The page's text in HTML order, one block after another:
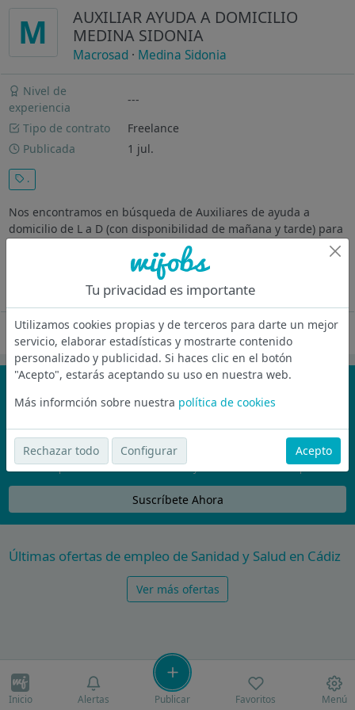
M
AUXILIAR AYUDA A DOMICILIO
MEDINA SIDONIA
Macrosad · Medina Sidonia
Nivel de
experiencia
---
Tipo de contrato
Freelance
Publicada
1 jul.
.
Nos encontramos en búsqueda de Auxiliares de ayuda a
domicilio de L a D (con disponibilidad de mañana y tarde) para
la zona de MEDINA SIDONIA (CÁDIZ). Funciones Atender a
los/las usuarios/as, en el propio domicilio o entorno, siguiendo
Oferta desactivada
¡No te pierdas nada!
Únete a la comunidad de wijobs y recibe por email las mejores
ofertas de empleo
Nunca compartiremos tu email con nadie y no te vamos a enviar spam
Suscríbete Ahora
Últimas ofertas de empleo de Sanidad y Salud en Cádiz
Ver más ofertas
Inicio Alertas Publicar Favoritos Menú
Tu privacidad es importante
Utilizamos cookies propias y de terceros para darte un mejor
servicio, elaborar estadísticas y mostrarte contenido
personalizado y publicidad. Si haces clic en el botón
"Acepto", estarás aceptando su uso en nuestra web.
Más informción sobre nuestra política de cookies
Rechazar todo Configurar Acepto